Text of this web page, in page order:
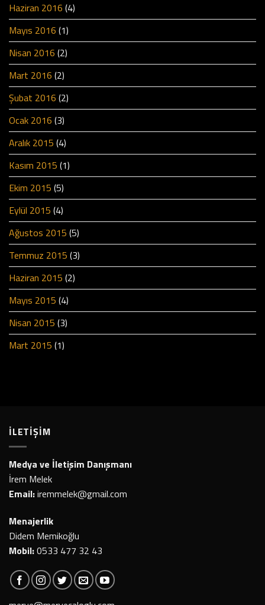
Haziran 2016 (4)
Mayıs 2016 (1)
Nisan 2016 (2)
Mart 2016 (2)
Şubat 2016 (2)
Ocak 2016 (3)
Aralık 2015 (4)
Kasım 2015 (1)
Ekim 2015 (5)
Eylül 2015 (4)
Ağustos 2015 (5)
Temmuz 2015 (3)
Haziran 2015 (2)
Mayıs 2015 (4)
Nisan 2015 (3)
Mart 2015 (1)
İLETİŞİM
Medya ve İletişim Danışmanı
İrem Melek
Email:iremmelek@gmail.com
Menajerlik
Didem Memikoğlu
Mobil:0533 477 32 43